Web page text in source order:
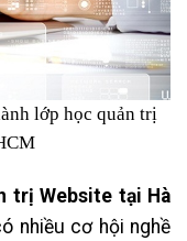
lớp học quản trị
trị Website tại Hà
nhiều cơ hội nghề